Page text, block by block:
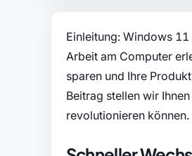
Einleitung: Windows
Arbeit am Computer
sparen und Ihre
Beitrag stellen wir
revolutionieren können.